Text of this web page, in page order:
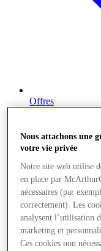
Offres
Nous attachons une
votre vie privée
Notre site web utilise
en place par
nécessaires (par
correctement). Les
analysent l’utilisation
marketing et
Ces cookies non